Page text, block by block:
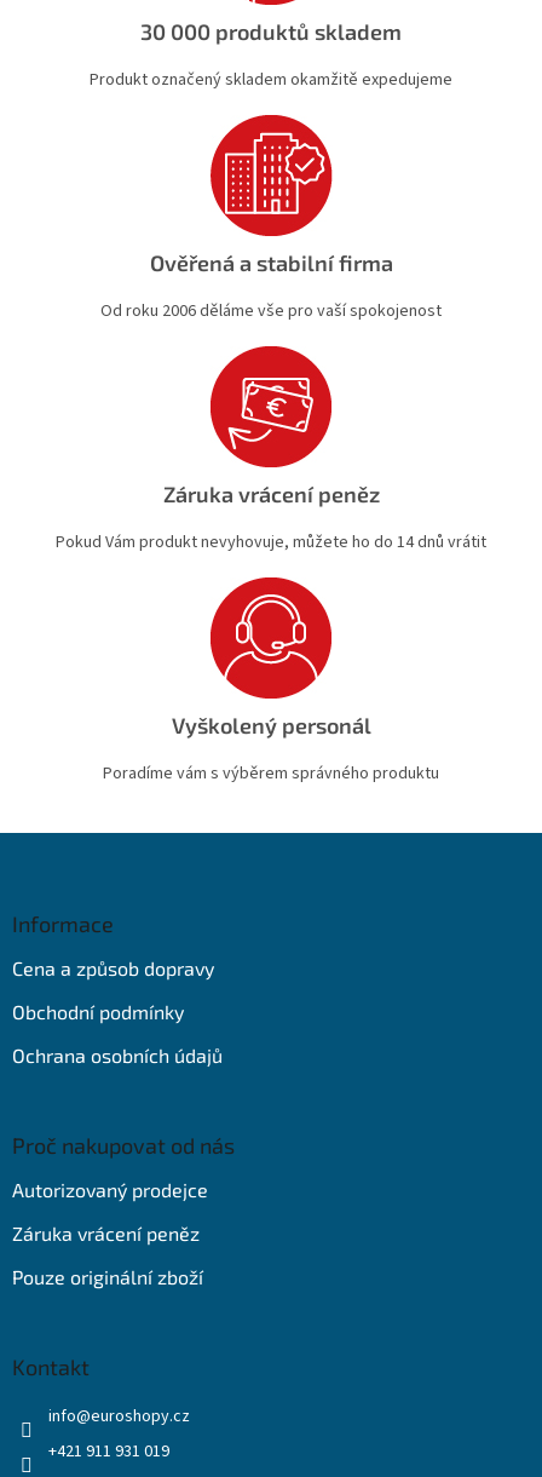
ý
p
s
u
30 000 produktů skladem
Produkt označený skladem okamžitě expedujeme
Ověřená a stabilní firma
Od roku 2006 děláme vše pro vaší spokojenost
Záruka vrácení peněz
Pokud Vám produkt nevyhovuje, můžete ho do 14 dnů vrátit
Vyškolený personál
Poradíme vám s výběrem správného produktu
Informace
Cena a způsob dopravy
Obchodní podmínky
Ochrana osobních údajů
Proč nakupovat od nás
Autorizovaný prodejce
Záruka vrácení peněz
Pouze originální zboží
Kontakt
info@euroshopy.cz
+421 911 931 019